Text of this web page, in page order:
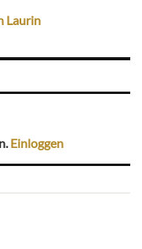
Laurin
Einloggen